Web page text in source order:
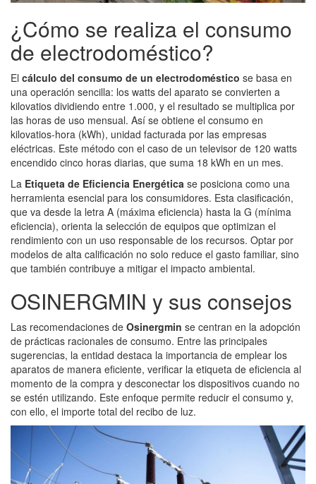
¿Cómo se realiza el consumo
de electrodoméstico?
El cálculo del consumo de un electrodoméstico se basa en
una operación sencilla: los watts del aparato se convierten a
kilovatios dividiendo entre 1.000, y el resultado se multiplica por
las horas de uso mensual. Así se obtiene el consumo en
kilovatios-hora (kWh), unidad facturada por las empresas
eléctricas. Este método con el caso de un televisor de 120 watts
encendido cinco horas diarias, que suma 18 kWh en un mes.
La Etiqueta de Eficiencia Energética se posiciona como una
herramienta esencial para los consumidores. Esta clasificación,
que va desde la letra A (máxima eficiencia) hasta la G (mínima
eficiencia), orienta la selección de equipos que optimizan el
rendimiento con un uso responsable de los recursos. Optar por
modelos de alta calificación no solo reduce el gasto familiar, sino
que también contribuye a mitigar el impacto ambiental.
OSINERGMIN y sus consejos
Las recomendaciones de Osinergmin se centran en la adopción
de prácticas racionales de consumo. Entre las principales
sugerencias, la entidad destaca la importancia de emplear los
aparatos de manera eficiente, verificar la etiqueta de eficiencia al
momento de la compra y desconectar los dispositivos cuando no
se estén utilizando. Este enfoque permite reducir el consumo y,
con ello, el importe total del recibo de luz.